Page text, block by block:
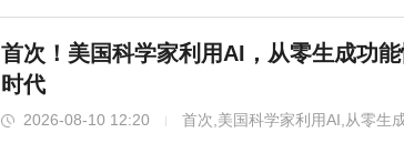
首次！美国科学家利用AI，从零生成功
时代
2026-08-10 12:20 首次,美国科学家利用AI,从零生